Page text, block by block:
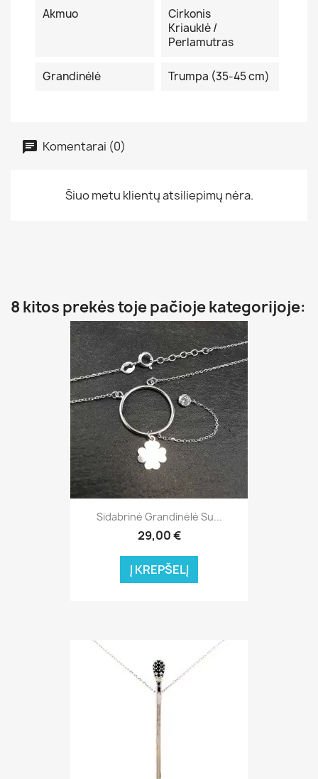
Akmuo
Cirkonis
Kriauklė /
Perlamutras
Grandinėlė Trumpa (35-45 cm)
Komentarai (0)
Šiuo metu klientų atsiliepimų nėra.
8 kitos prekės toje pačioje kategorijoje:
Sidabrinė Grandinėlė Su...
29,00 €
Į KREPŠELĮ